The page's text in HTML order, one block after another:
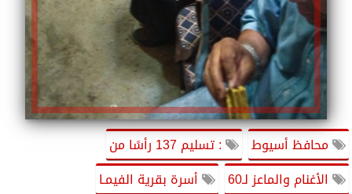
محافظ أسيوط
: تسليم 137 رأسًا من
الأغنام والماعز لـ60
أسرة بقرية الفيمـا